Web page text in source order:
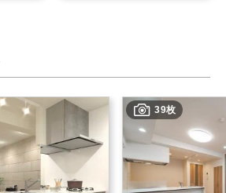
39枚